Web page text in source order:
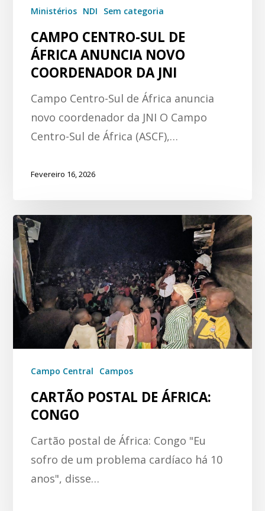
Ministérios NDI Sem categoria
CAMPO CENTRO-SUL DE
ÁFRICA ANUNCIA NOVO
COORDENADOR DA JNI
Campo Centro-Sul de África anuncia
novo coordenador da JNI O Campo
Centro-Sul de África (ASCF),…
Fevereiro 16, 2026
Campo Central Campos
CARTÃO POSTAL DE ÁFRICA:
CONGO
Cartão postal de África: Congo "Eu
sofro de um problema cardíaco há 10
anos", disse…